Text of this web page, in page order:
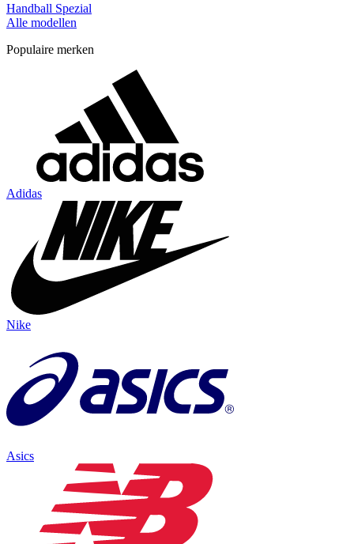
Handball Spezial
Alle modellen
Populaire merken
Adidas
Nike
Asics